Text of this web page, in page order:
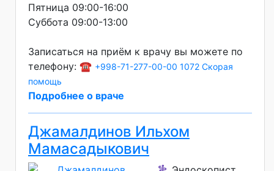
Пятница 09:00-16:00
Суббота 09:00-13:00
Записаться на приём к врачу вы можете по
телефону: ☎️ +998-71-277-00-00 1072 Скорая
помощь
Подробнее о враче
Джамалдинов Ильхом
Мамасадыкович